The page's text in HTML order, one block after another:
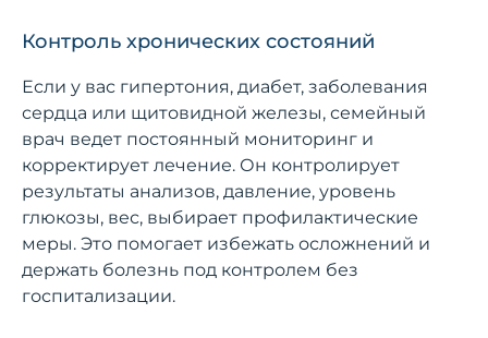
Контроль хронических состояний
Если у вас гипертония, диабет, заболевания
сердца или щитовидной железы, семейный
врач ведет постоянный мониторинг и
корректирует лечение. Он контролирует
результаты анализов, давление, уровень
глюкозы, вес, выбирает профилактические
меры. Это помогает избежать осложнений и
держать болезнь под контролем без
госпитализации.